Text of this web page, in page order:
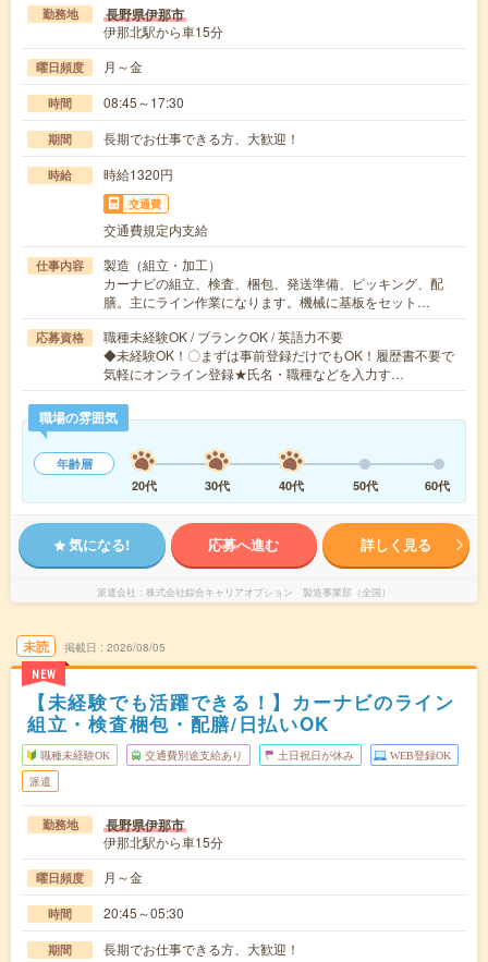
勤務地 長野県伊那市
伊那北駅から車15分
曜日頻度 月～金
時間 08:45～17:30
期間 長期でお仕事できる方、大歓迎！
時給 時給1320円
交通費
交通費規定内支給
仕事内容
製造（組立・加工）
カーナビの組立、検査、梱包、発送準備、ピッキング、配
膳。主にライン作業になります。機械に基板をセット…
応募資格
職種未経験OK / ブランクOK / 英語力不要
◆未経験OK！〇まずは事前登録だけでもOK！履歴書不要で
気軽にオンライン登録★氏名・職種などを入力す…
職場の雰囲気
年齢層
20代
30代 40代 50代 60代
気になる! 応募へ進む 詳しく見る
派遣会社 株式会社綜合キャリアオプション 製造事業部（全国）
未読
NEW
掲載日 2026/08/05
【未経験でも活躍できる！】カーナビのライン
組立・検査梱包・配膳/日払いOK
職種未経験OK 交通費別途支給あり 土日祝日が休み WEB登録OK
派遣
勤務地 長野県伊那市
伊那北駅から車15分
曜日頻度 月～金
時間 20:45～05:30
期間 長期でお仕事できる方、大歓迎！